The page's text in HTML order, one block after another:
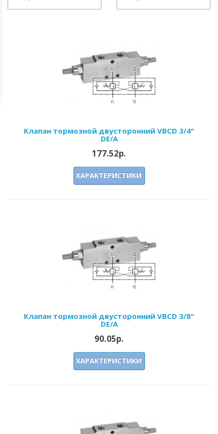
Клапан тормозной двусторонний VBCD 3/4"
DE/A
177.52р.
ХАРАКТЕРИСТИКИ
Клапан тормозной двусторонний VBCD 3/8"
DE/A
90.05р.
ХАРАКТЕРИСТИКИ